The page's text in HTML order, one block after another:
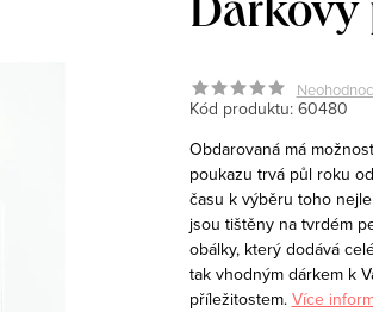
Dárkový
Kód produktu: 60480
Obdarovaná má
poukazu trvá půl roku
času k výběru toho
jsou tištěny na tvrdém
obálky, který dodává
tak vhodným dárkem k
příležitostem. Více